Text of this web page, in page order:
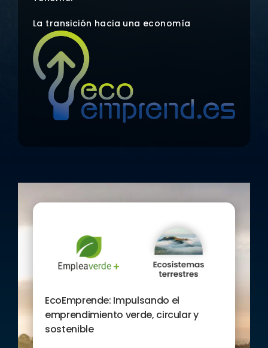
La transición hacia una economía
circular presenta una oportunidad
para transformar los modelos de
negocio tradicionales y fomentar el
desarrollo sostenible en Tenerife. Se
desarrollará en 3 fases y se espera
impulsar el emprendimiento
sostenible, brindando a las personas
desempleadas herramientas y apoyo
motivación necesarios para que las
personas participantes, entre las que
se encuentran las mujeres, las
personas residentes en zonas rurales,
los grupos sociales prioritarios,
puedan transitar con éxito el viaje
hacia el emprendimiento y garantizar
EcoEmprende: Impulsando el
emprendimiento verde, circular y
sostenible